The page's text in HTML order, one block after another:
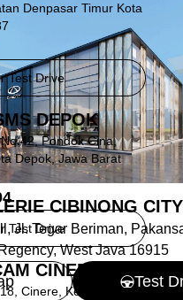
Denpasar Timur Kota
Test Drive
DEPOK
Pondok Cina,
Depok, Jawa Barat
Test Drive
CINERE
Cinere, Kec. Cinere,
CIBINONG
Jl. Tegar Beriman,
West Java 16915
Test